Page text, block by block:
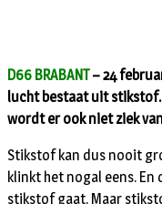
D66 BRABANT– 24
lucht bestaat uit
wordt er ook niet ziek
Stikstof kan dus nooit
klinkt het nogal eens.
stikstof gaat. Maar